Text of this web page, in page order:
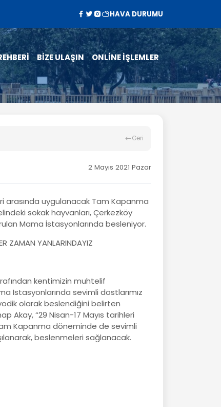
HAVA DURUMU
BİZE ULAŞIN ONLİNE İŞLEMLER
Geri
2 Mayıs 2021 Pazar
arasında uygulanacak Tam Kapanma
sokak hayvanları, Çerkezköy
Mama İstasyonlarında besleniyor.
ZAMAN YANLARINDAYIZ
kentimizin muhtelif
İstasyonlarında sevimli dostlarımız
olarak beslendiğini belirten
Akay, “29 Nisan-17 Mayıs tarihleri
Kapanma döneminde de sevimli
beslenmeleri sağlanacak.